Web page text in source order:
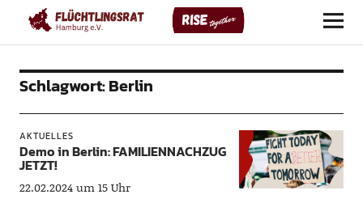
Flüchtlingsrat Hamburg e. V.
Schlagwort:Berlin
AKTUELLES
Demo in Berlin: FAMILIENNACHZUG
JETZT!
22.02.2024 um 15 Uhr